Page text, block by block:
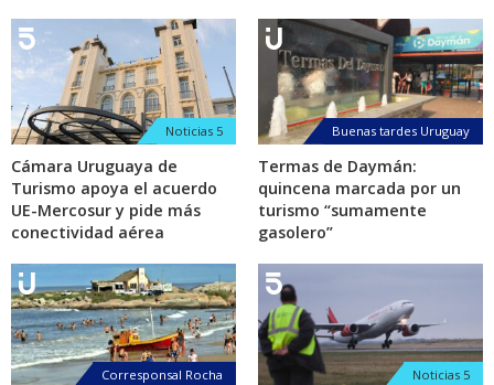
Noticias 5
Cámara Uruguaya de
Turismo apoya el acuerdo
UE-Mercosur y pide más
conectividad aérea
Buenas tardes Uruguay
Termas de Daymán:
quincena marcada por un
turismo “sumamente
gasolero”
Corresponsal Rocha Noticias 5